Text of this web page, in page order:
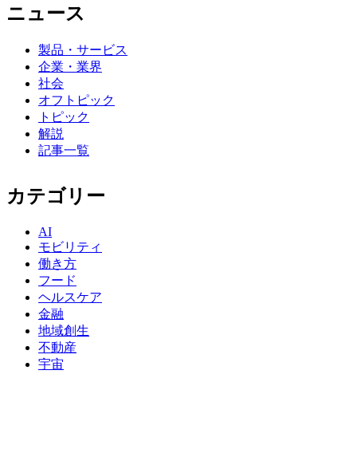
ニュース
製品・サービス
企業・業界
社会
オフトピック
トピック
解説
記事一覧
カテゴリー
AI
モビリティ
働き方
フード
ヘルスケア
金融
地域創生
不動産
宇宙